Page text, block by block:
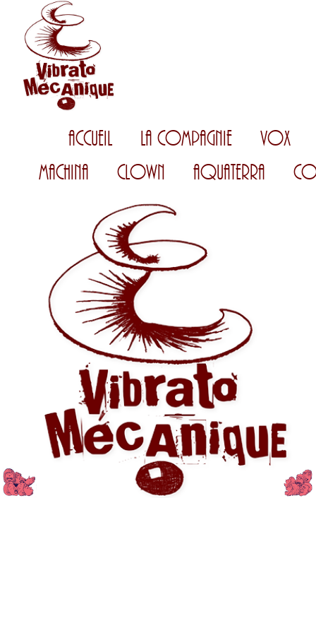
Accueil La Compagnie
Vox
Machina
Clown AquaTerra